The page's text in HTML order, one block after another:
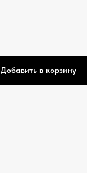
Добавить в корзину